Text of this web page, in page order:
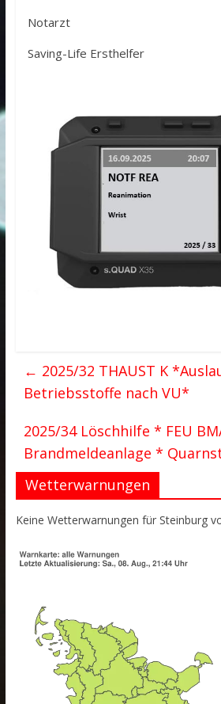
Notarzt
Saving-Life Ersthelfer
← 2025/32 THAUST K
Betriebsstoffe nach VU*
2025/34 Löschhilfe * FEU
Brandmeldeanlage *
Wetterwarnungen
Keine Wetterwarnungen für Steinburg